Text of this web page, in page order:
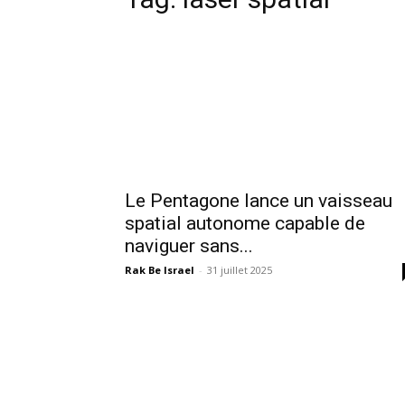
Le Pentagone lance un vaisseau
spatial autonome capable de
naviguer sans...
Rak Be Israel - 31 juillet 2025